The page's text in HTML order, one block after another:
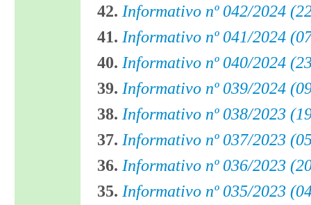
42. Informativo nº 042/2024
41. Informativo nº 041/2024
40. Informativo nº 040/2024
39. Informativo nº 039/2024
38. Informativo nº 038/2023
37. Informativo nº 037/2023
36. Informativo nº 036/2023
35. Informativo nº 035/2023